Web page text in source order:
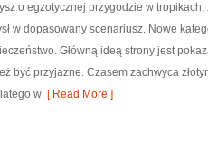
o egzotycznej przygodzie w
w dopasowany scenariusz. Nowe
Główną ideą strony jest
być przyjazne. Czasem zachwyca
w [ Read More ]